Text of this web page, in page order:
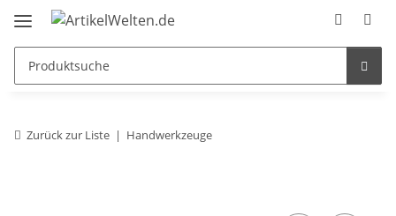
Zurück zur Liste Handwerkzeuge